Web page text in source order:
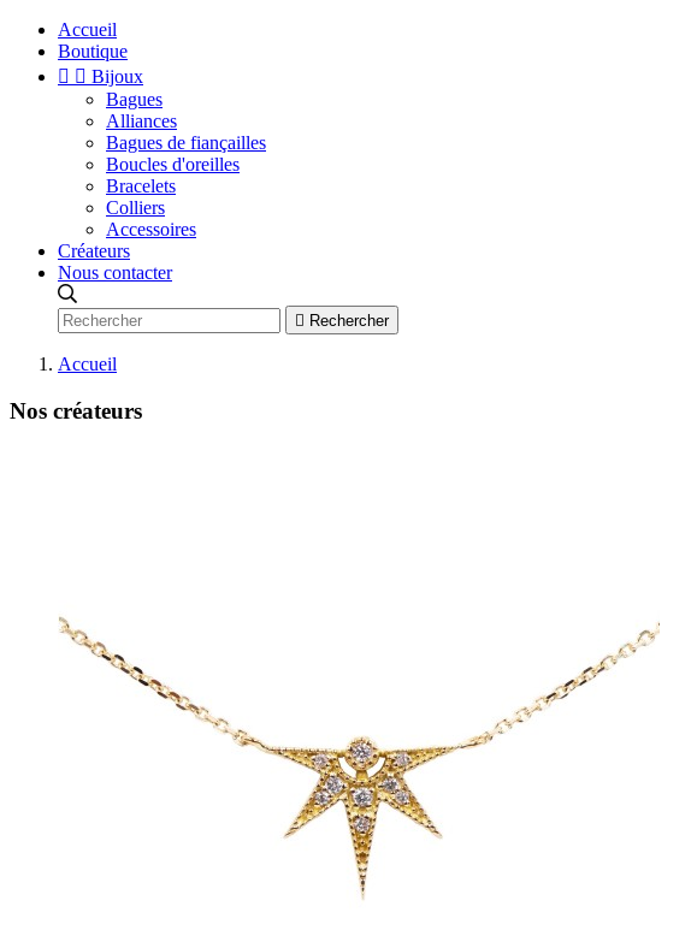
Accueil
Boutique
  Bijoux
Bagues
Alliances
Bagues de fiançailles
Boucles d'oreilles
Bracelets
Colliers
Accessoires
Créateurs
Nous contacter
 Rechercher
Accueil
Nos créateurs